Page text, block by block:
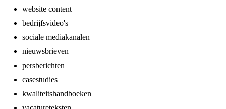
website content
bedrijfsvideo's
sociale mediakanalen
nieuwsbrieven
persberichten
casestudies
kwaliteitshandboeken